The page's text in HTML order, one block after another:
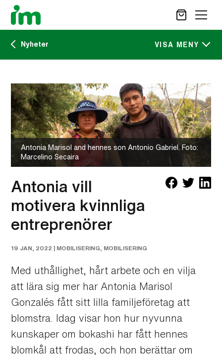
OM IM
CAREER SITE
VAD VI GÖR
VAD DU KAN GÖRA
AKTUELLT
SÖK
Nyheter VISA MENY
IM:s tidskrift
Nyheter
Antonia Marisol and hennes son Antonio Gabriel. Foto:
Marcelino Secaira
Antonia vill
motivera kvinnliga
entreprenörer
19 JAN, 2022 | MOBILISERING, MOBILISERING
Med uthållighet, hårt arbete och en vilja
att lära sig mer har Antonia Marisol
Gonzalés fått sitt lilla familjeföretag att
blomstra. Idag visar hon hur nyvunna
kunskaper om bokashi har fått hennes
blomkål att frodas, och hon berättar om